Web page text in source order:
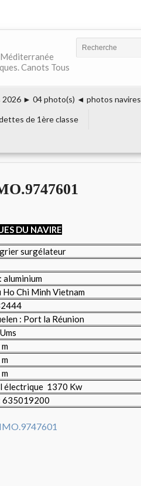
Canots Tous
2026 ► 04 photo(s) ◄ photos navires
de 1ère classe
DU NAVIRE
surgélateur
aluminium
Ho Chi Minh Vietnam
: Port la Réunion
électrique 1370 Kw
635019200